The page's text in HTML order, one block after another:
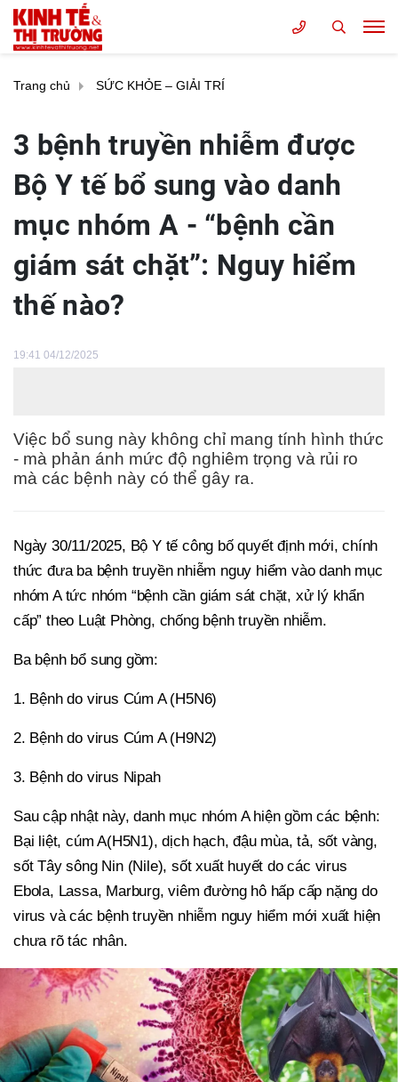
Trang chủ SỨC KHỎE – GIẢI TRÍ
3 bệnh truyền nhiễm được
Bộ Y tế bổ sung vào danh
mục nhóm A - “bệnh cần
giám sát chặt”: Nguy hiểm
thế nào?
19:41 04/12/2025
Việc bổ sung này không chỉ mang tính hình thức
- mà phản ánh mức độ nghiêm trọng và rủi ro
mà các bệnh này có thể gây ra.
Ngày 30/11/2025, Bộ Y tế công bố quyết định mới, chính
thức đưa ba bệnh truyền nhiễm nguy hiểm vào danh mục
nhóm A tức nhóm “bệnh cần giám sát chặt, xử lý khẩn
cấp” theo Luật Phòng, chống bệnh truyền nhiễm.
Ba bệnh bổ sung gồm:
1. Bệnh do virus Cúm A (H5N6)
2. Bệnh do virus Cúm A (H9N2)
3. Bệnh do virus Nipah
Sau cập nhật này, danh mục nhóm A hiện gồm các bệnh:
Bại liệt, cúm A(H5N1), dịch hạch, đậu mùa, tả, sốt vàng,
sốt Tây sông Nin (Nile), sốt xuất huyết do các virus
Ebola, Lassa, Marburg, viêm đường hô hấp cấp nặng do
virus và các bệnh truyền nhiễm nguy hiểm mới xuất hiện
chưa rõ tác nhân.